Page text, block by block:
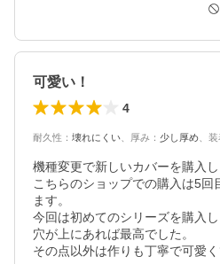
可愛い！
4
耐久性 ： 壊れにくい 厚み ： 少し厚め
機種変更で新しいカバーを購入し
こちらのショップでの購入は5
ます。
今回は初めてのシリーズを購入
穴が上にあれば最高でした。
その点以外は作りも丁寧で可愛